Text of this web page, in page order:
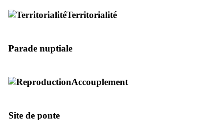
Territorialité
Parade nuptiale
Accouplement
Site de ponte